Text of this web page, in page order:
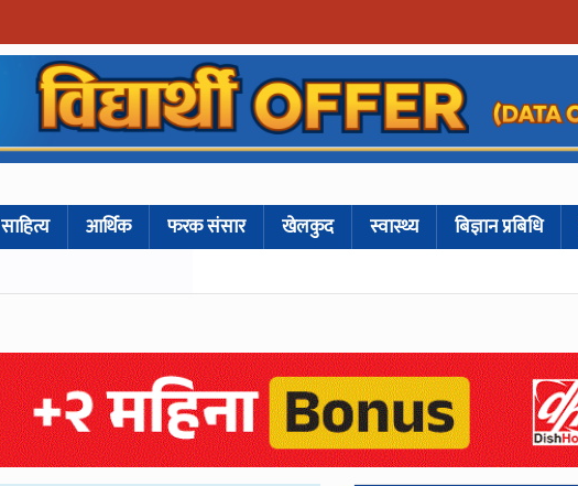
साहित्य आर्थिक फरक संसार खेलकुद स्वास्थ्य बिज्ञान प्रबिधि